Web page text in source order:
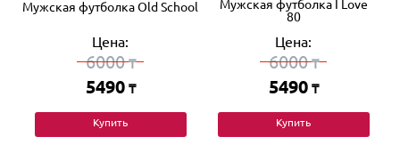
Мужская футболка Old School
Цена:
6000₸
5490 ₸
Купить
Мужская футболка I Love
80
Цена:
6000₸
5490 ₸
Купить